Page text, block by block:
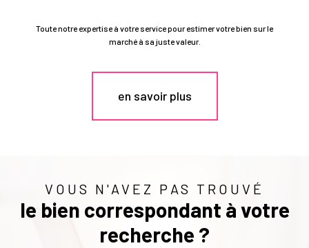
Toute notre expertise à votre service pour estimer votre bien sur le
marché à sa juste valeur.
en savoir plus
VOUS N'AVEZ PAS TROUVÉ
le bien correspondant à votre
recherche ?